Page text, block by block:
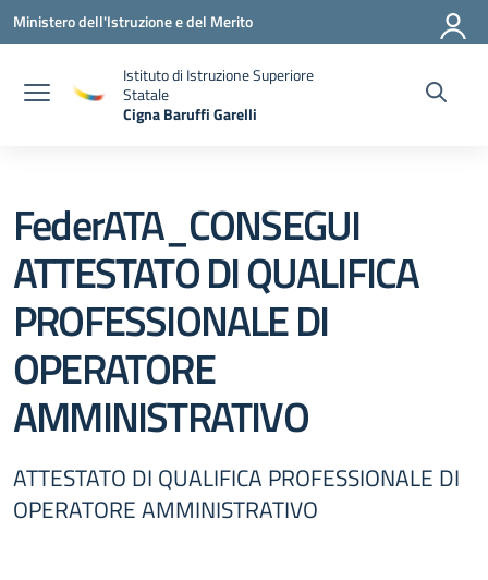
Vai ai contenuti
Vai al menu di navigazione
Vai al footer
Ministero dell'Istruzione e del Merito
Istituto di Istruzione Superiore
Statale
Cigna Baruffi Garelli
FederATA_CONSEGUI
ATTESTATO DI QUALIFICA
PROFESSIONALE DI
OPERATORE
AMMINISTRATIVO
ATTESTATO DI QUALIFICA PROFESSIONALE DI
OPERATORE AMMINISTRATIVO